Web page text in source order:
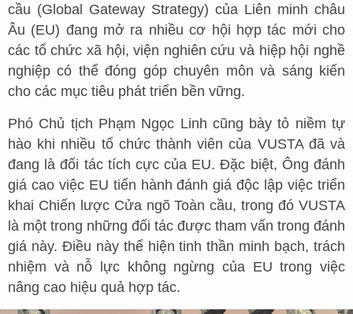
cầu (Global Gateway Strategy) của Liên minh châu
Âu (EU) đang mở ra nhiều cơ hội hợp tác mới cho
các tổ chức xã hội, viện nghiên cứu và hiệp hội nghề
nghiệp có thể đóng góp chuyên môn và sáng kiến
cho các mục tiêu phát triển bền vững.
Phó Chủ tịch Phạm Ngọc Linh cũng bày tỏ niềm tự
hào khi nhiều tổ chức thành viên của VUSTA đã và
đang là đối tác tích cực của EU. Đặc biệt, Ông đánh
giá cao việc EU tiến hành đánh giá độc lập việc triển
khai Chiến lược Cửa ngõ Toàn cầu, trong đó VUSTA
là một trong những đối tác được tham vấn trong đánh
giá này. Điều này thể hiện tinh thần minh bạch, trách
nhiệm và nỗ lực không ngừng của EU trong việc
nâng cao hiệu quả hợp tác.